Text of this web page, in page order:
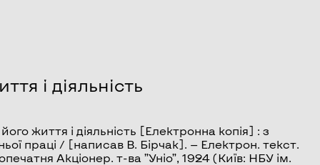
і діяльність
життя і діяльність [Електронна копія] : з
праці / [написав В. Бірчак]. — Електрон. текст.
Акціонер. т-ва ”Уніо”, 1924 (Київ: НБУ ім.